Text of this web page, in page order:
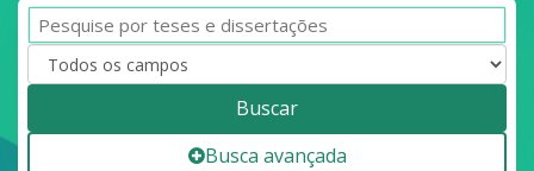
Buscar
Busca avançada